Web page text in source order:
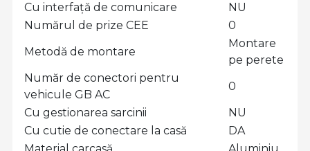
Cu interfață de comunicare
NU
Numărul de prize CEE
0
Metodă de montare
Montare
pe perete
Număr de conectori pentru
vehicule GB AC
0
Cu gestionarea sarcinii
NU
Cu cutie de conectare la casă
DA